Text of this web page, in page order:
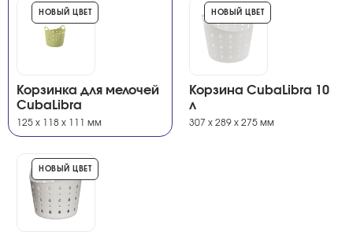
НОВЫЙ ЦВЕТ
Корзинка для мелочей
CubaLibra
125 х 118 х 111 мм
НОВЫЙ ЦВЕТ
Корзина CubaLibra 10
л
307 х 289 х 275 мм
НОВЫЙ ЦВЕТ